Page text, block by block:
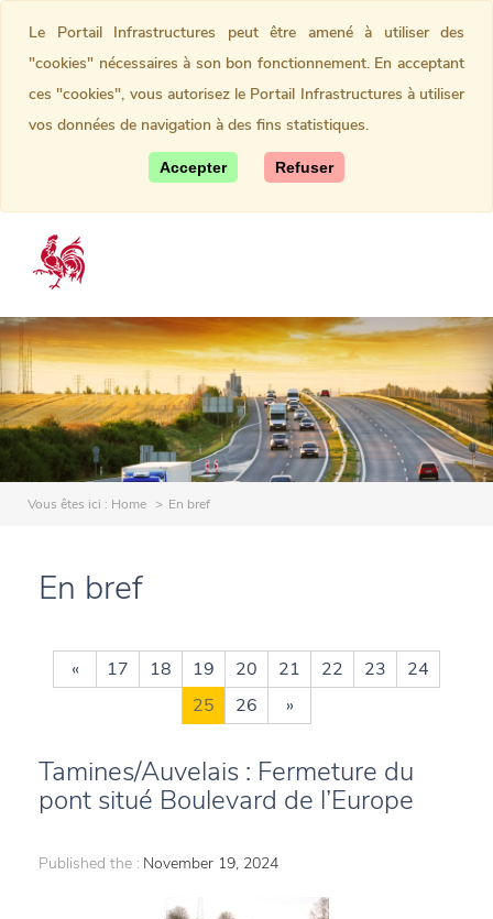
Vous êtes ici : Home En bref
En bref
« 17 18 19 20 21 22 23
24
25
26 »
Tamines/Auvelais : Fermeture du
pont situé Boulevard de l’Europe
Published the : November 19, 2024
Le Portail Infrastructures peut être amené à utiliser des
"cookies" nécessaires à son bon fonctionnement. En acceptant
ces "cookies", vous autorisez le Portail Infrastructures à utiliser
vos données de navigation à des fins statistiques.
Accepter Refuser